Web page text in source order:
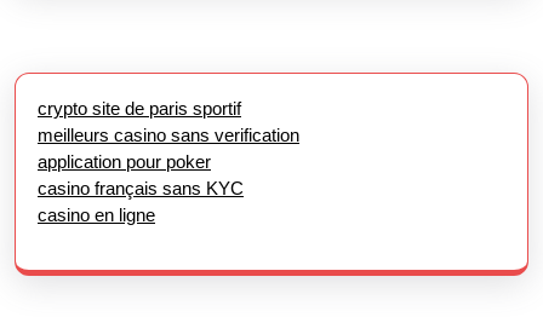
crypto site de paris sportif
meilleurs casino sans verification
application pour poker
casino français sans KYC
casino en ligne